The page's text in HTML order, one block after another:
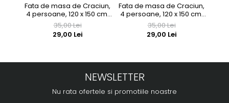
Fata de masa de Craciun,
4 persoane, 120 x 150 cm,
FM41
35,00 Lei
29,00 Lei
Fata de masa de Craciun,
4 persoane, 120 x 150 cm,
FM43
35,00 Lei
29,00 Lei
NEWSLETTER
Nu rata ofertele si promotiile noastre